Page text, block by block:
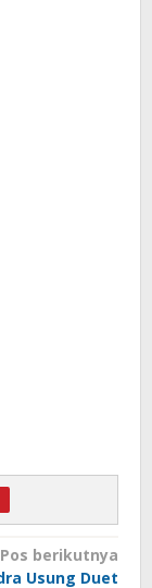
Pos berikutnya
Usung Duet